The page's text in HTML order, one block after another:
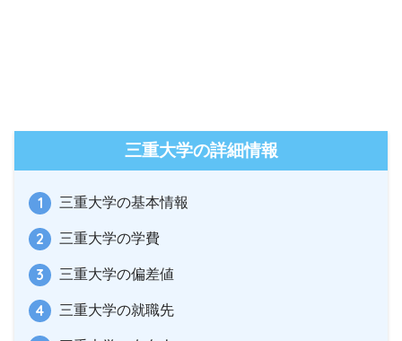
三重大学の詳細情報
三重大学の基本情報
三重大学の学費
三重大学の偏差値
三重大学の就職先